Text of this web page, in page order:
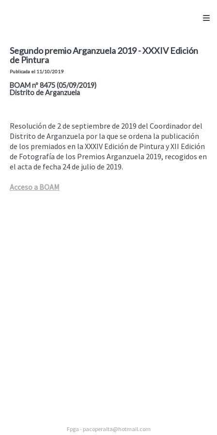
Segundo premio Arganzuela 2019 - XXXIV Edición
de Pintura
Publicada el 11/10/2019
BOAM nº 8475 (05/09/2019)
Distrito de Arganzuela
Resolución de 2 de septiembre de 2019 del Coordinador del
Distrito de Arganzuela por la que se ordena la publicación
de los premiados en la XXXIV Edición de Pintura y XII Edición
de Fotografía de los Premios Arganzuela 2019, recogidos en
el acta de fecha 24 de julio de 2019.
Acceso a BOAM
Fpga - pacoperalta@hotmail.com